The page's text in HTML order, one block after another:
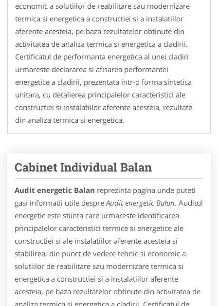
economic a solutiilor de reabilitare sau modernizare
termica si energetica a constructiei si a instalatiilor
aferente acesteia, pe baza rezultatelor obtinute din
activitatea de analiza termica si energetica a cladirii.
Certificatul de performanta energetica al unei cladiri
urmareste declararea si afisarea performantei
energetice a cladirii, prezentata intr-o forma sintetica
unitara, cu detalierea principalelor caracteristici ale
constructiei si instalatiilor aferente acesteia, rezultate
din analiza termica si energetica.
Cabinet Individual Balan
Audit energetic Balan reprezinta pagina unde puteti
gasi informatii utile despre Audit energetic Balan. Auditul
energetic este stiinta care urmareste identificarea
principalelor caracteristici termice si energetice ale
constructiei si ale instalatiilor aferente acesteia si
stabilirea, din punct de vedere tehnic si economic a
solutiilor de reabilitare sau modernizare termica si
energetica a constructiei si a instalatiilor aferente
acesteia, pe baza rezultatelor obtinute din activitatea de
analiza termica si energetica a cladirii. Certificatul de